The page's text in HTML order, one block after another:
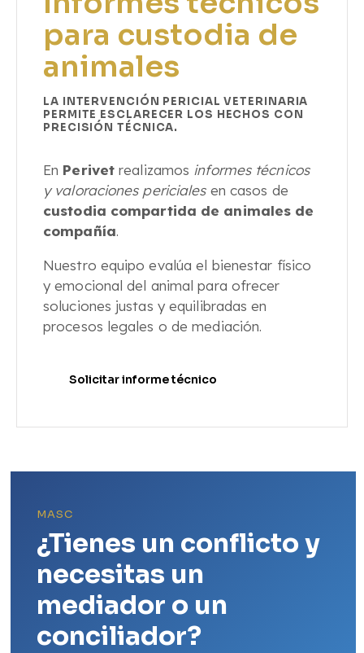
para custodia de
animales
LA INTERVENCIÓN PERICIAL VETERINARIA
PERMITE ESCLARECER LOS HECHOS CON
PRECISIÓN TÉCNICA.
En Perivet realizamos informes técnicos
y valoraciones pericialesen casos de
custodia compartida de animales de
compañía.
Nuestro equipo evalúa el bienestar físico
y emocional del animal para ofrecer
soluciones justas y equilibradas en
procesos legales o de mediación.
Solicitar informe técnico
MASC
¿Tienes un conflicto y
necesitas un
mediador o un
conciliador?